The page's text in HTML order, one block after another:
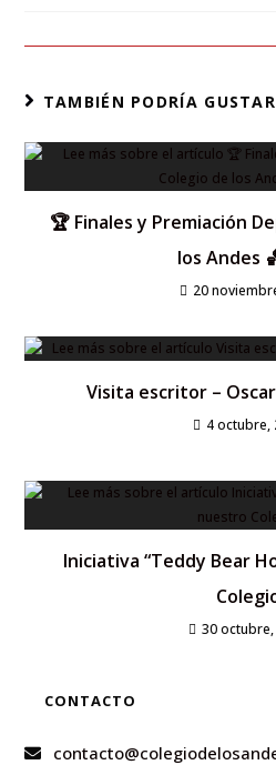
TAMBIÉN PODRÍA
🏆 Finales y Premiación
los Andes
20
Visita escritor –
4 octubre,
Iniciativa “Teddy Bear
30 octubre,
CONTACTO